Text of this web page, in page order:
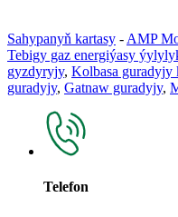
Sahypanyň kartasy - AMP
Tebigy gaz energiýasy
gyzdyryjy, Kolbasa guradyjy
guradyjy, Gatnaw guradyjy,
Telefon